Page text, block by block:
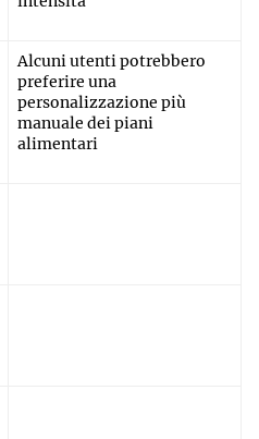
Alcuni utenti potrebbero
preferire una
personalizzazione più
manuale dei piani
alimentari